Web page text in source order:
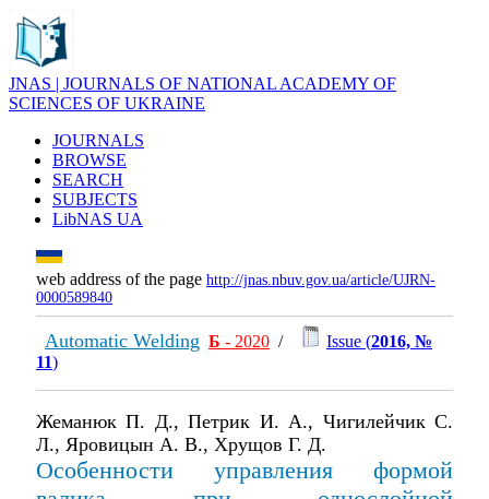
JNAS | JOURNALS OF NATIONAL ACADEMY OF
SCIENCES OF UKRAINE
JOURNALS
BROWSE
SEARCH
SUBJECTS
LibNAS UA
web address of the page http://jnas.nbuv.gov.ua/article/UJRN-
0000589840
Automatic Welding Б - 2020 / Issue (2016, №
11)
Жеманюк П. Д., Петрик И. А., Чигилейчик С.
Л., Яровицын А. В., Хрущов Г. Д.
Особенности управления формой